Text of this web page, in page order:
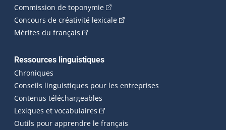
Commission de toponymie(Cet hyperlien externe s'ouvrira
Concours de créativité lexicale(Cet hyperlien externe
Mérites du français (Cet hyperlien externe s'ouvrira dans une
Ressources linguistiques
Chroniques
Conseils linguistiques pour les entreprises
Contenus téléchargeables
Lexiques et vocabulaires (Cet hyperlien externe s'ouvrira
Outils pour apprendre le français